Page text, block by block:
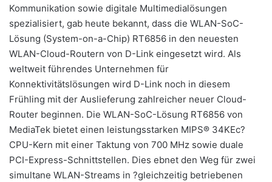
Kommunikation sowie digitale Multimedialösungen
spezialisiert, gab heute bekannt, dass die WLAN-SoC-
Lösung (System-on-a-Chip) RT6856 in den neuesten
WLAN-Cloud-Routern von D-Link eingesetzt wird. Als
weltweit führendes Unternehmen für
Konnektivitätslösungen wird D-Link noch in diesem
Frühling mit der Auslieferung zahlreicher neuer Cloud-
Router beginnen. Die WLAN-SoC-Lösung RT6856 von
MediaTek bietet einen leistungsstarken MIPS® 34KEc?
CPU-Kern mit einer Taktung von 700 MHz sowie duale
PCI-Express-Schnittstellen. Dies ebnet den Weg für zwei
simultane WLAN-Streams in ?gleichzeitig betriebenen